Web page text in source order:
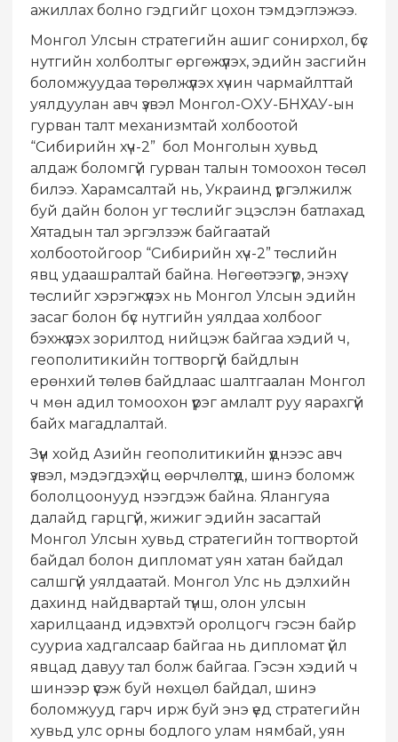
ажиллах болно гэдгийг цохон тэмдэглэжээ.
Монгол Улсын стратегийн ашиг сонирхол, бүс
нутгийн холболтыг өргөжүүлэх, эдийн засгийн
боломжуудаа төрөлжүүлэх хүчин чармайлттай
уялдуулан авч үзвэл Мoнгол-ОXУ-БНХАУ-ын
гурван талт механизмтай холбоотой
“Сибирийн хүч-2” бол Монголын хувьд
алдаж боломгүй гурван талын томоохон төсөл
билээ. Харамсалтай нь, Украинд үргэлжилж
буй дайн болон уг төслийг эцэслэн батлахад
Хятадын тал эргэлзэж байгаатай
холбоотойгоор “Сибирийн хүч-2” төслийн
явц удаашралтай байна. Нөгөөтээгүүр, энэхүү
төслийг хэрэгжүүлэх нь Монгол Улсын эдийн
засаг болон бүс нутгийн уялдаа холбоог
бэхжүүлэх зорилтод нийцэж байгаа хэдий ч,
геополитикийн тогтворгүй байдлын
ерөнхий төлөв байдлаас шалтгаалан Мoнгол
ч мөн адил томоохон үүрэг амлалт руу яарахгүй
байх магадлалтай.
Зүүн хойд Азийн геополитикийн үүднээс авч
үзвэл, мэдэгдэхүйц өөрчлөлтүүд, шинэ боломж
бололцоонууд нээгдэж байна. Ялангуяа
далайд гарцгүй, жижиг эдийн засагтай
Монгол Улсын хувьд стратегийн тогтвортой
байдал болон дипломат уян хатан байдал
салшгүй уялдаатай. Монгол Улс нь дэлхийн
дахинд найдвартай түнш, олон улсын
харилцаанд идэвхтэй оролцогч гэсэн байр
сууриа хадгалсаар байгаа нь дипломат үйл
явцад давуу тал болж байгаа. Гэсэн хэдий ч
шинээр үүсэж буй нөхцөл байдал, шинэ
боломжууд гарч ирж буй энэ үед стратегийн
хувьд улс орны бодлого улам нямбай, уян